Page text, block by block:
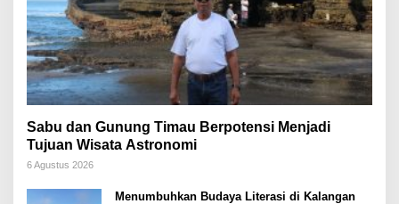
Sabu dan Gunung Timau Berpotensi Menjadi
Tujuan Wisata Astronomi
6 Agustus 2026
Menumbuhkan Budaya Literasi di Kalangan